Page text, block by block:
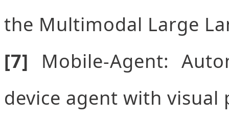
the Multimodal Large
[7] Mobile-Agent:
device agent with visual